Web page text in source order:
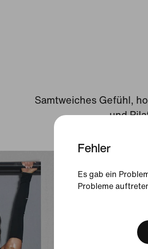
Fehler
Es gab ein
Probleme
Samtweiches Gefühl,
und